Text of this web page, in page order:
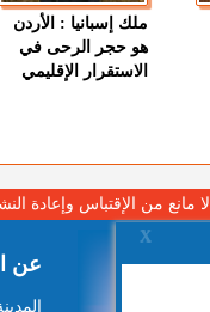
ملك إسبانيا : الأردن
هو حجر الرحى في
الاستقرار الإقليمي
X
لا مانع من الإقتباس وإعادة
عن